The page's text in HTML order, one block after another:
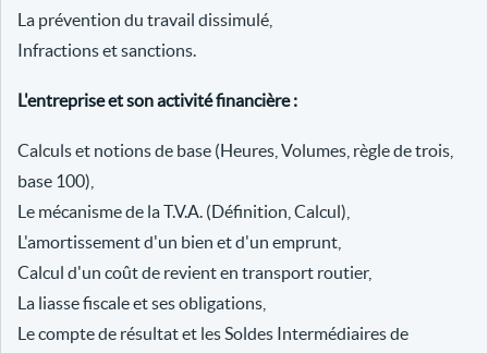
La prévention du travail dissimulé,
Infractions et sanctions.
L'entreprise et son activité financière :
Calculs et notions de base (Heures, Volumes, règle de trois,
base 100),
Le mécanisme de la T.V.A. (Définition, Calcul),
L'amortissement d'un bien et d'un emprunt,
Calcul d'un coût de revient en transport routier,
La liasse fiscale et ses obligations,
Le compte de résultat et les Soldes Intermédiaires de